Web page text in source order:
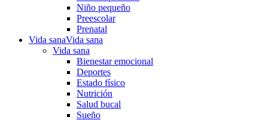
Niño pequeño
Preescolar
Prenatal
Vida sanaVida sana
Vida sana
Bienestar emocional
Deportes
Estado físico
Nutrición
Salud bucal
Sueño